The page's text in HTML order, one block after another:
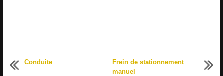
Conduite
Frein de stationnement
manuel